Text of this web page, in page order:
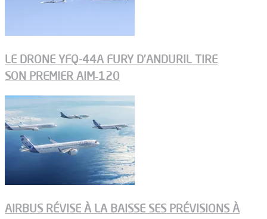
LE DRONE YFQ-44A FURY D’ANDURIL TIRE
SON PREMIER AIM‑120
AIRBUS RÉVISE À LA BAISSE SES PRÉVISIONS À